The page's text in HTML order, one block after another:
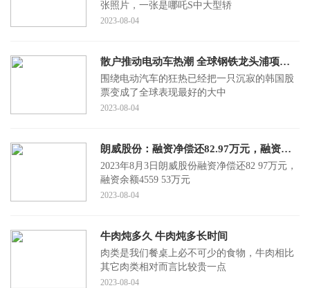
张照片，一张是哪吒S中大型轿
2023-08-04
散户推动电动车热潮 全球钢铁龙头浦项制铁股价7月在韩飙升65%
围绕电动汽车的狂热已经把一只沉寂的韩国股
票变成了全球表现最好的大中
2023-08-04
朗威股份：融资净偿还82.97万元，融资余额4559.53万元（08-03）
2023年8月3日朗威股份融资净偿还82 97万元，
融资余额4559 53万元
2023-08-04
牛肉炖多久 牛肉炖多长时间
肉类是我们餐桌上必不可少的食物，牛肉相比
其它肉类相对而言比较贵一点
2023-08-04